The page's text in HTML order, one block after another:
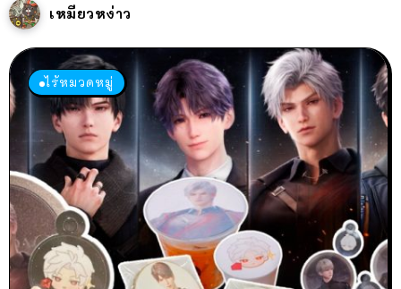
เหมียวหง่าว
ไร้หมวดหมู่